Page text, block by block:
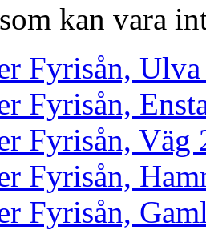
kan vara
Fyrisån,
Fyrisån,
Fyrisån, Väg
Fyrisån,
Fyrisån,